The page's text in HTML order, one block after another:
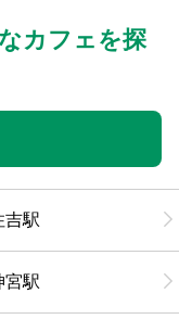
カフェを探
吉駅
宮駅